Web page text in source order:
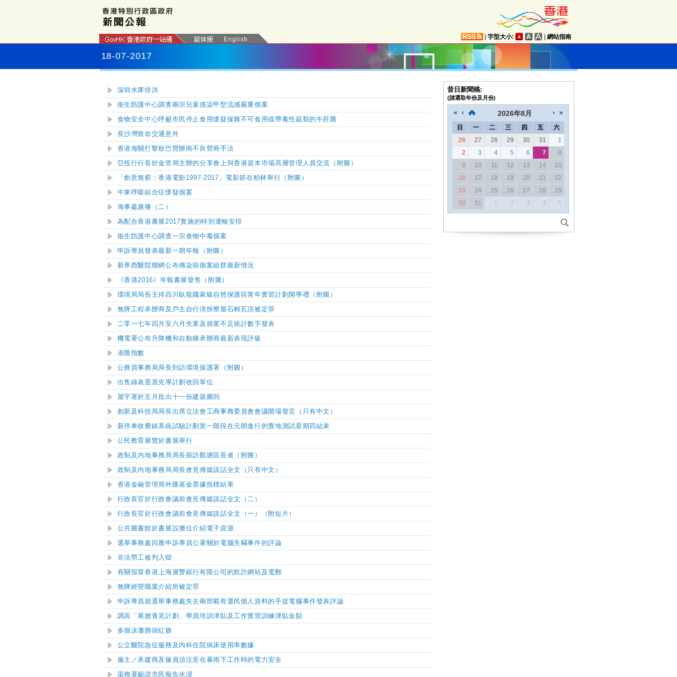
字型大小: 網站指南
18-07-2017
深圳水庫排洪
衞生防護中心調查兩宗兒童感染甲型流感嚴重個案
食物安全中心呼籲市民停止食用懷疑摻雜不可食用或帶毒性菇類的牛肝菌
長沙灣致命交通意外
香港海關打擊校巴營辦商不良營商手法
亞投行行長於金管局主辦的分享會上與香港資本市場高層管理人員交流（附圖）
「創意無窮：香港電影1997-2017」電影節在柏林舉行（附圖）
中東呼吸綜合症懷疑個案
海事處廣播（二）
為配合香港書展2017實施的特別運輸安排
衞生防護中心調查一宗食物中毒個案
申訴專員發表最新一期年報（附圖）
新界西醫院聯網公布傳染病個案組群最新情況
《香港2016》年報書展發售（附圖）
環境局局長主持四川臥龍國家級自然保護區青年實習計劃開學禮（附圖）
無牌工程承辦商及戶主自行清拆寮屋石棉瓦頂被定罪
二零一七年四月至六月失業及就業不足統計數字發表
機電署公布升降機和自動梯承辦商最新表現評級
港匯指數
公務員事務局局長到訪環境保護署（附圖）
出售綠表置居先導計劃收回單位
屋宇署於五月批出十一份建築圖則
創新及科技局局長出席立法會工商事務委員會會議開場發言（只有中文）
新停車收費錶系統試驗計劃第一階段在元朗進行的實地測試星期四結束
公民教育展覽於書展舉行
政制及內地事務局局長探訪觀塘區長者（附圖）
政制及內地事務局局長會見傳媒談話全文（只有中文）
香港金融管理局外匯基金票據投標結果
行政長官於行政會議前會見傳媒談話全文（二）
行政長官於行政會議前會見傳媒談話全文（一）（附短片）
公共圖書館於書展設攤位介紹電子資源
選舉事務處回應申訴專員公署關於電腦失竊事件的評論
非法勞工被判入獄
有關假冒香港上海滙豐銀行有限公司的欺詐網站及電郵
無牌經營職業介紹所被定罪
申訴專員就選舉事務處失去兩部載有選民個人資料的手提電腦事件發表評論
調高「展翅青見計劃」學員培訓津貼及工作實習訓練津貼金額
多個泳灘懸掛紅旗
公立醫院急症服務及內科住院病床使用率數據
僱主／承建商及僱員須注意在暴雨下工作時的電力安全
渠務署籲請市民報告水浸
昔日新聞稿:
(請選取年份及月份)
2026年8月
日 一 二 三 四 五
六
26
27 28 29 30 31
1
2
3 4 5 6 7
8
9
10 11 12 13 14
15
16
17 18 19 20 21
22
23
24 25 26 27 28
29
30
31 1 2 3 4 5